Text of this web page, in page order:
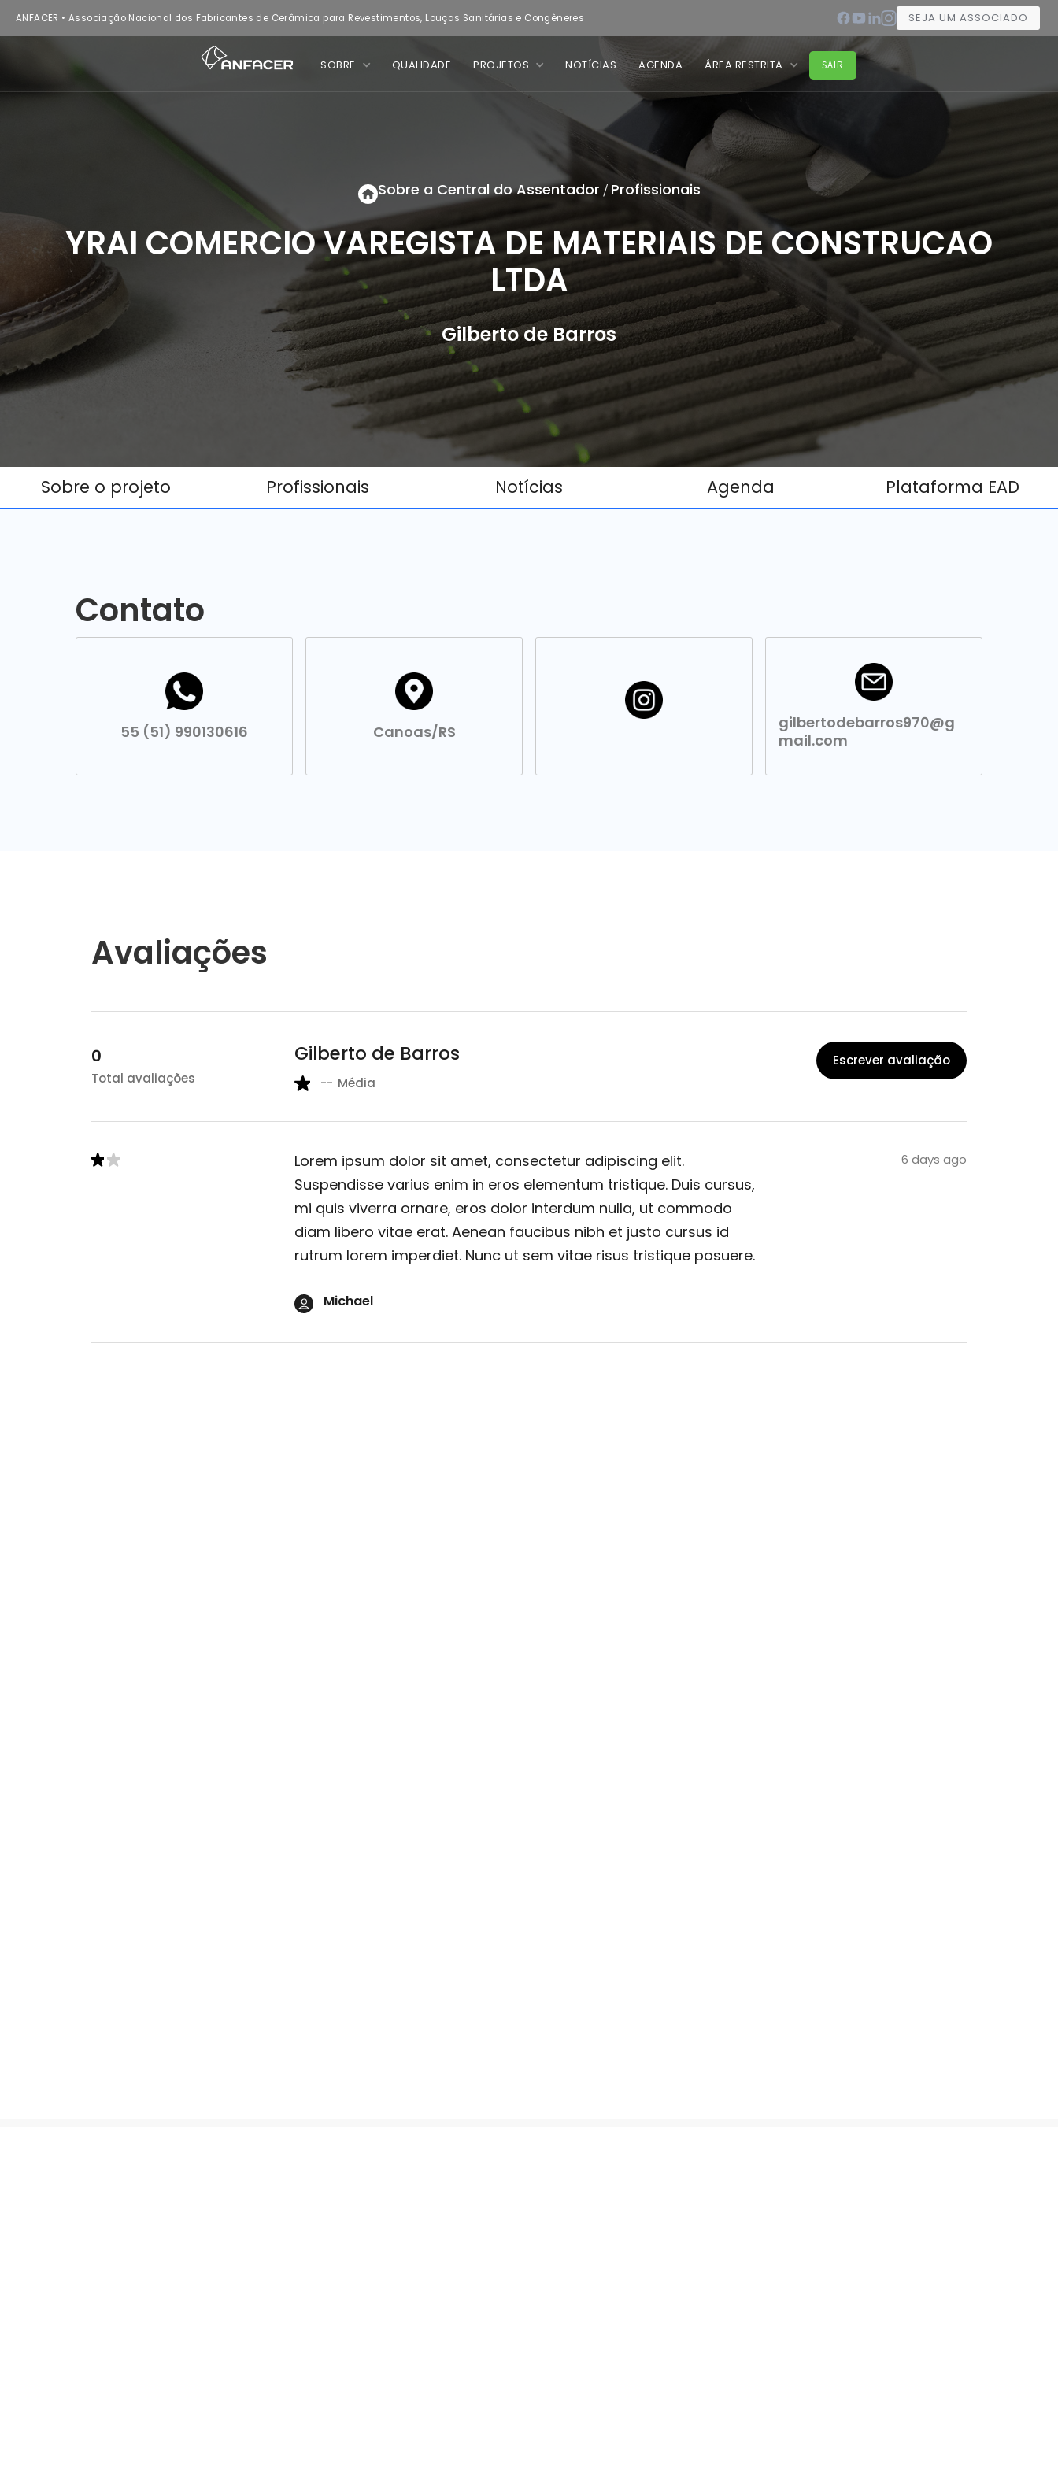
ANFACER • Associação Nacional dos Fabricantes de Cerâmica para Revestimentos, Louças Sanitárias e Congêneres SEJA UM ASSOCIADO
SOBRE QUALIDADE PROJETOS NOTÍCIAS AGENDA ÁREA RESTRITA SAIR
Sobre a Central do Assentador / Profissionais
YRAI COMERCIO VAREGISTA DE MATERIAIS DE CONSTRUCAO
LTDA
Gilberto de Barros
Sobre o projeto Profissionais Notícias Agenda Plataforma EAD
Contato
55 (51) 990130616 Canoas/RS
gilbertodebarros970@g
mail.com
Avaliações
0
Total avaliações
Gilberto de Barros
-- Média
Escrever avaliação
Lorem ipsum dolor sit amet, consectetur adipiscing elit.
Suspendisse varius enim in eros elementum tristique. Duis cursus,
mi quis viverra ornare, eros dolor interdum nulla, ut commodo
diam libero vitae erat. Aenean faucibus nibh et justo cursus id
rutrum lorem imperdiet. Nunc ut sem vitae risus tristique posuere.
Michael
6 days ago